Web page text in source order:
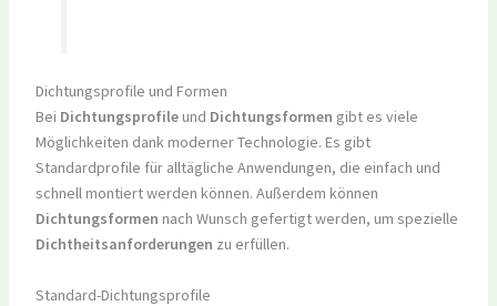
Dichtungsprofile und Formen
Bei Dichtungsprofileund Dichtungsformen gibt es viele
Möglichkeiten dank moderner Technologie. Es gibt
Standardprofile für alltägliche Anwendungen, die einfach und
schnell montiert werden können. Außerdem können
Dichtungsformen nach Wunsch gefertigt werden, um spezielle
Dichtheitsanforderungen zu erfüllen.
Standard-Dichtungsprofile